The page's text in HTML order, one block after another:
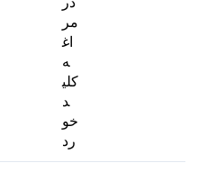
مر
اغ
ه
کلی
د
خو
رد